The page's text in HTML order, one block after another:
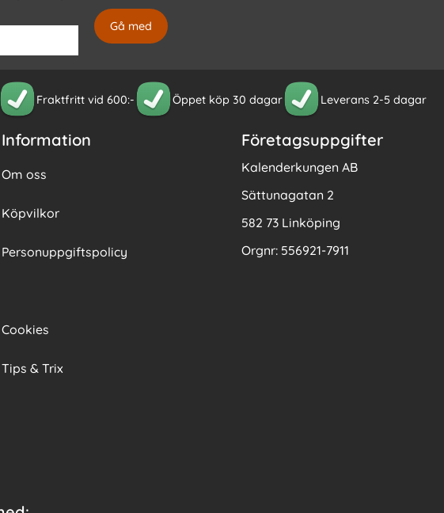
Fraktfritt vid 600:- Öppet köp 30 dagar Leverans 2-5 dagar
Information
Om oss
Köpvilkor
Personuppgiftspolicy
Cookies
Tips & Trix
Företagsuppgifter
Kalenderkungen AB
Sättunagatan 2
582 73 Linköping
Orgnr: 556921-7911